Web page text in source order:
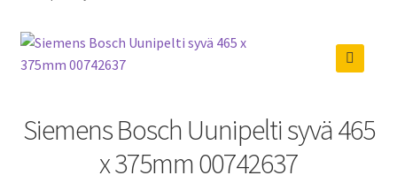
Myymälä
Siemens Bosch Uunipelti syvä 465
x 375mm 00742637